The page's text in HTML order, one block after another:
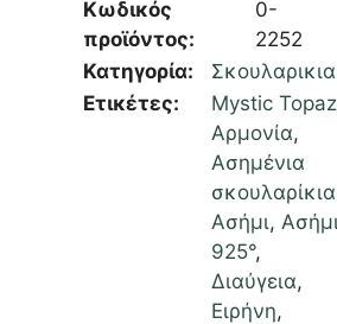
Κωδικός
προϊόντος:
0-
2252
Κατηγορία:
Σκουλαρικια
Ετικέτες:
Mystic Topaz
Αρμονία,
Ασημένια
σκουλαρίκια
Ασήμι,
925°,
Διαύγεια,
Ειρήνη,